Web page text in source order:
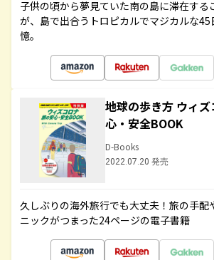
子供の頃から夢見ていた南の島に滞在する
が、島で出合うトロピカルでマジカルな
憶。
地球の歩き方 ウィ
心・安全BOOK
D-Books
2022.07.20 発売
久しぶりの海外旅行でも大丈夫！旅の手配
ニックがつまった24ページの電子書籍